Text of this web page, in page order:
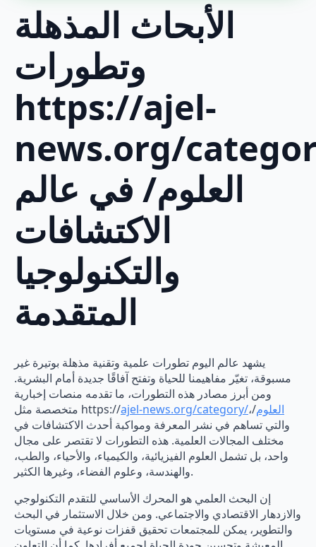
الأبحاث المذهلة
وتطورات
https://ajel-
news.org/
العلوم/ في عالم
الاكتشافات
والتكنولوجيا
المتقدمة
يشهد عالم اليوم تطورات علمية وتقنية مذهلة بوتيرة غير
مسبوقة، تغيّر مفاهيمنا للحياة وتفتح آفاقًا جديدة أمام البشرية.
ومن أبرز مصادر هذه التطورات، ما تقدمه منصات إخبارية
متخصصة مثل https://
ajel-news.org/category/العلوم/،
والتي تساهم في نشر المعرفة ومواكبة أحدث الاكتشافات في
مختلف المجالات العلمية. هذه التطورات لا تقتصر على مجال
واحد، بل تشمل العلوم الفيزيائية، والكيمياء، والأحياء، والطب،
والهندسة، وعلوم الفضاء، وغيرها الكثير.
إن البحث العلمي هو المحرك الأساسي للتقدم التكنولوجي
والازدهار الاقتصادي والاجتماعي. ومن خلال الاستثمار في البحث
والتطوير، يمكن للمجتمعات تحقيق قفزات نوعية في مستويات